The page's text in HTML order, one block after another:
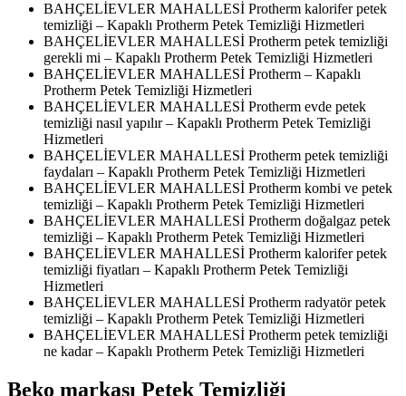
BAHÇELİEVLER MAHALLESİ Protherm kalorifer petek
temizliği – Kapaklı Protherm Petek Temizliği Hizmetleri
BAHÇELİEVLER MAHALLESİ Protherm petek temizliği
gerekli mi – Kapaklı Protherm Petek Temizliği Hizmetleri
BAHÇELİEVLER MAHALLESİ Protherm – Kapaklı
Protherm Petek Temizliği Hizmetleri
BAHÇELİEVLER MAHALLESİ Protherm evde petek
temizliği nasıl yapılır – Kapaklı Protherm Petek Temizliği
Hizmetleri
BAHÇELİEVLER MAHALLESİ Protherm petek temizliği
faydaları – Kapaklı Protherm Petek Temizliği Hizmetleri
BAHÇELİEVLER MAHALLESİ Protherm kombi ve petek
temizliği – Kapaklı Protherm Petek Temizliği Hizmetleri
BAHÇELİEVLER MAHALLESİ Protherm doğalgaz petek
temizliği – Kapaklı Protherm Petek Temizliği Hizmetleri
BAHÇELİEVLER MAHALLESİ Protherm kalorifer petek
temizliği fiyatları – Kapaklı Protherm Petek Temizliği
Hizmetleri
BAHÇELİEVLER MAHALLESİ Protherm radyatör petek
temizliği – Kapaklı Protherm Petek Temizliği Hizmetleri
BAHÇELİEVLER MAHALLESİ Protherm petek temizliği
ne kadar – Kapaklı Protherm Petek Temizliği Hizmetleri
Beko markası Petek Temizliği